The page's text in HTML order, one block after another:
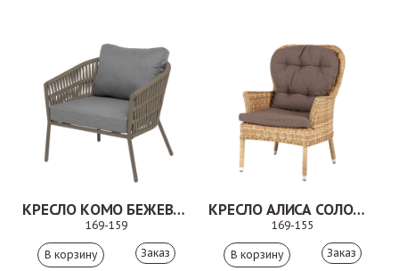
КРЕСЛО КОМО БЕЖЕВО-СЕРЫЙ
169-159
Заказ
КРЕСЛО АЛИСА СОЛОМЕННЫЙ
169-155
Заказ